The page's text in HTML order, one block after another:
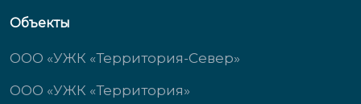
Объекты
ООО «УЖК «Территория-Север»
ООО «УЖК «Территория»